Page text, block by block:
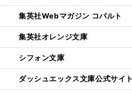
集英社Webマガジン コバルト
集英社オレンジ文庫
シフォン文庫
ダッシュエックス文庫公式サイト